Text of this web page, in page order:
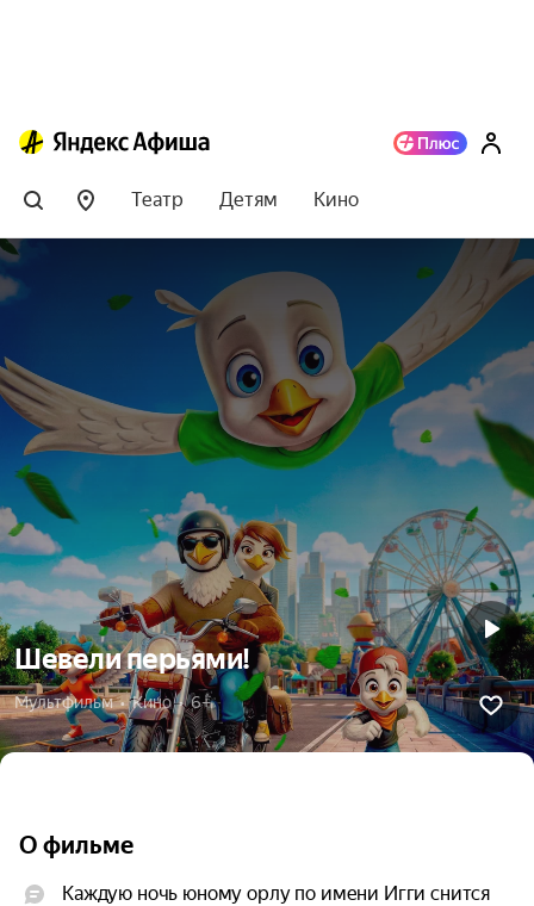
Театр Детям Кино
Шевели перьями!
Мультфильм  •  Кино  •  6+
О фильме
Каждую ночь юному орлу по имени Игги снится